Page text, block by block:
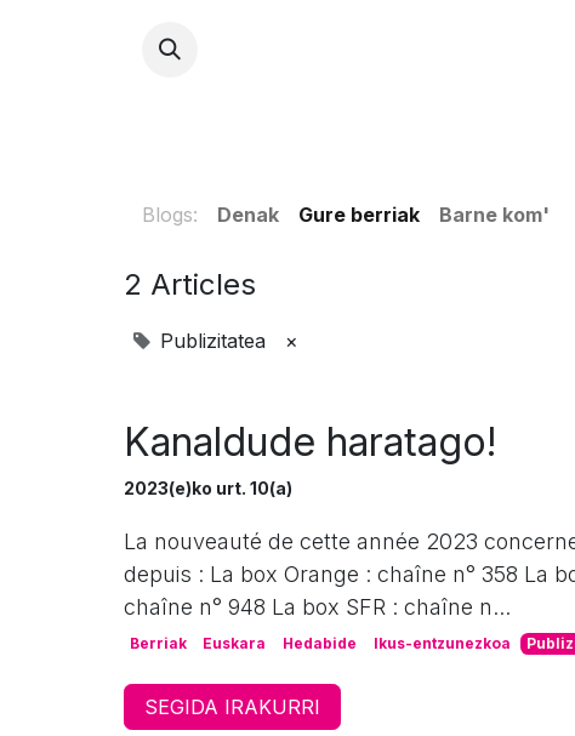
Blogs: Denak Gure berriak Barne kom'
2 Articles
Publizitatea ×
Kanaldude haratago!
2023(e)ko urt. 10(a)
La nouveauté de cette année 2023
depuis : La box Orange : chaîne n° 358 La
chaîne n° 948 La box SFR : chaîne n...
Berriak Euskara Hedabide Ikus-entzunezkoa
SEGIDA IRAKURRI